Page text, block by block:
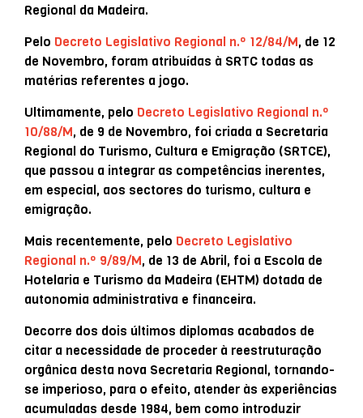
Regional da Madeira.
Pelo Decreto Legislativo Regional n.º 12/84/M, de 12
de Novembro, foram atribuídas à SRTC todas as
matérias referentes a jogo.
Ultimamente, pelo Decreto Legislativo Regional n.º
10/88/M, de 9 de Novembro, foi criada a Secretaria
Regional do Turismo, Cultura e Emigração (SRTCE),
que passou a integrar as competências inerentes,
em especial, aos sectores do turismo, cultura e
emigração.
Mais recentemente, pelo Decreto Legislativo
Regional n.º 9/89/M, de 13 de Abril, foi a Escola de
Hotelaria e Turismo da Madeira (EHTM) dotada de
autonomia administrativa e financeira.
Decorre dos dois últimos diplomas acabados de
citar a necessidade de proceder à reestruturação
orgânica desta nova Secretaria Regional, tornando-
se imperioso, para o efeito, atender às experiências
acumuladas desde 1984, bem como introduzir